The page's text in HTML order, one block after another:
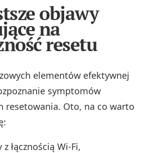
objawy
na
resetu
elementów efektywnej
symptomów
resetowania. Oto, na co warto
łącznością Wi-Fi,